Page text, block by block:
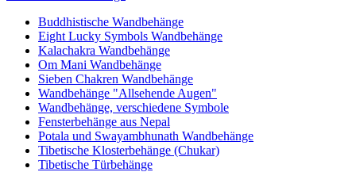
Buddhistische Wandbehänge
Eight Lucky Symbols Wandbehänge
Kalachakra Wandbehänge
Om Mani Wandbehänge
Sieben Chakren Wandbehänge
Wandbehänge "Allsehende Augen"
Wandbehänge, verschiedene Symbole
Fensterbehänge aus Nepal
Potala und Swayambhunath Wandbehänge
Tibetische Klosterbehänge (Chukar)
Tibetische Türbehänge